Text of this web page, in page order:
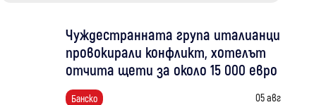
Чуждестранната група италианци
провокирали конфликт, хотелът
отчита щети за около 15 000 евро
Банско 05 авг